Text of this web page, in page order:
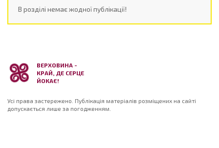
В розділі немає жодної публікації!
ВЕРХОВИНА -
КРАЙ, ДЕ СЕРЦЕ
ЙОКАЄ!
Усі права застережено. Публікація матеріалів розміщених на сайті
допускається лише за погодженням.